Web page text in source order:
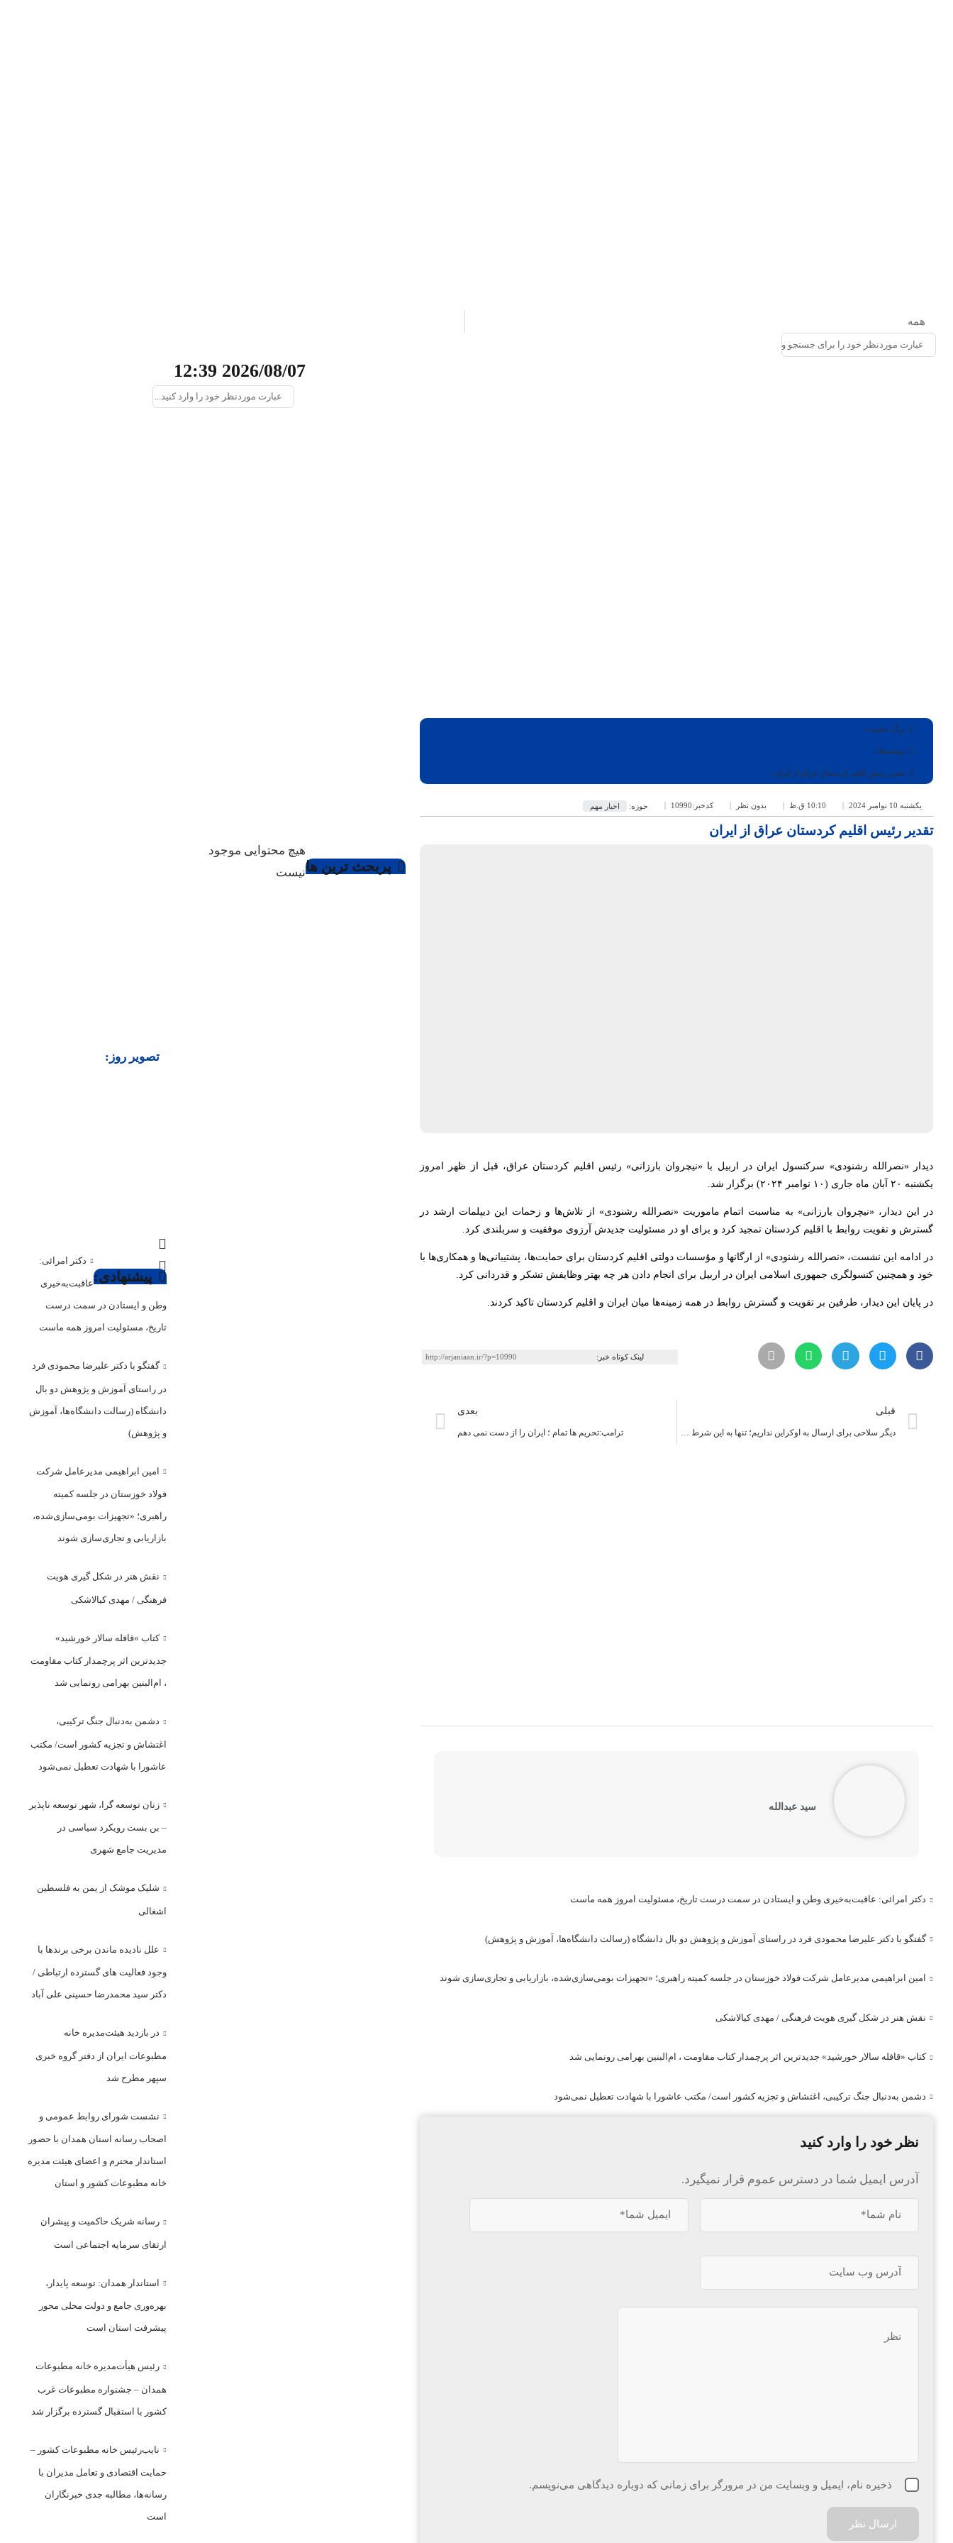
2026/08/07 12:39
برگ نخست
نوشته‌ها
تقدیر رئیس اقلیم کردستان عراق از ایران
یکشنبه 10 نوامبر 2024 10:10 ق.ظ بدون نظر کدخبر:10990 حوزه: اخبار مهم
تقدیر رئیس اقلیم کردستان عراق از ایران
دیدار «نصراللە رشنودی» سرکنسول ایران در اربیل با «نیچروان بارزانی» رئیس اقلیم کردستان عراق، قبل از ظهر امروز
یکشنبە ۲۰ آبان ماە جاری (۱۰ نوامبر ۲۰۲۴) برگزار شد.
در این دیدار، «نیچروان بارزانی» بە مناسبت اتمام ماموریت «نصراللە رشنودی» از تلاش‌ها و زحمات این دیپلمات ارشد در
گسترش و تقویت روابط با اقلیم کردستان تمجید کرد و برای او در مسئولیت جدیدش آرزوی موفقیت و سربلندی کرد.
در ادامە این نشست، «نصراللە رشنودی» از ارگانها و مۇسسات دولتی اقلیم کردستان برای حمایت‌ها، پشتیبانی‌ها و همکاری‌ها با
خود و همچنین کنسولگری جمهوری اسلامی ایران در اربیل برای انجام دادن هر چە بهتر وظایفش تشکر و قدردانی کرد.
در پایان این دیدار، طرفین بر تقویت و گسترش روابط در همە زمینەها میان ایران و اقلیم کردستان تاکید کردند.
لینک کوتاه خبر: http://arjaniaan.ir/?p=10990
قبلی
دیگر سلاحی برای ارسال به اوکراین نداریم؛ تنها به این شرط جنگنده می دهیم
بعدی
ترامپ:تحریم ها تمام ؛ ایران را از دست نمی دهم
سید عبدالله
دکتر امرائی: عاقبت‌به‌خیری وطن و ایستادن در سمت درست تاریخ، مسئولیت امروز همه ماست
گفتگو با دکتر علیرضا محمودی فرد در راستای آموزش و پژوهش دو بال دانشگاه (رسالت دانشگاه‌ها، آموزش و پژوهش)
امین ابراهیمی مدیرعامل شرکت فولاد خوزستان در جلسه کمیته راهبری؛ «تجهیزات بومی‌سازی‌شده، بازاریابی و تجاری‌سازی شوند
نقش هنر در شکل گیری هویت فرهنگی / مهدی کیالاشکی
کتاب «قافله‌ سالار خورشید» جدیدترین اثر پرچمدار کتاب مقاومت ، ام‌البنین بهرامی رونمایی شد
دشمن به‌دنبال جنگ ترکیبی، اغتشاش و تجزیه کشور است/ مکتب عاشورا با شهادت تعطیل نمی‌شود
نظر خود را وارد کنید
آدرس ایمیل شما در دسترس عموم قرار نمیگیرد.
ذخیره نام، ایمیل و وبسایت من در مرورگر برای زمانی که دوباره دیدگاهی می‌نویسم.
پربحث ترین ها
هیچ محتوایی موجود
نیست
تصویر روز:
پیشنهادی:
دکتر امرائی:
عاقبت‌به‌خیری
وطن و ایستادن در سمت درست
تاریخ، مسئولیت امروز همه ماست
گفتگو با دکتر علیرضا محمودی فرد
در راستای آموزش و پژوهش دو بال
دانشگاه (رسالت دانشگاه‌ها، آموزش
و پژوهش)
امین ابراهیمی مدیرعامل شرکت
فولاد خوزستان در جلسه کمیته
راهبری؛ «تجهیزات بومی‌سازی‌شده،
بازاریابی و تجاری‌سازی شوند
نقش هنر در شکل گیری هویت
فرهنگی / مهدی کیالاشکی
کتاب «قافله‌ سالار خورشید»
جدیدترین اثر پرچمدار کتاب مقاومت
، ام‌البنین بهرامی رونمایی شد
دشمن به‌دنبال جنگ ترکیبی،
اغتشاش و تجزیه کشور است/ مکتب
عاشورا با شهادت تعطیل نمی‌شود
زنان توسعه گرا، شهر توسعه ناپذیر
– بن بست رویکرد سیاسی در
مدیریت جامع شهری
شلیک موشک از یمن به فلسطین
اشغالی
علل نادیده ماندن برخی برندها با
وجود فعالیت های گسترده ارتباطی /
دکتر سید محمدرضا حسینی علی آباد
در بازدید هیئت‌مدیره خانه
مطبوعات ایران از دفتر گروه خبری
سپهر مطرح شد
نشست شورای روابط عمومی و
اصحاب رسانه استان همدان با حضور
استاندار محترم و اعضای هیئت مدیره
خانه مطبوعات کشور و استان
رسانه شریک حاکمیت و پیشران
ارتقای سرمایه اجتماعی است
استاندار همدان: توسعه پایدار،
بهره‌وری جامع و دولت محلی محور
پیشرفت استان است
رئیس هیأت‌مدیره خانه مطبوعات
همدان – جشنواره مطبوعات غرب
کشور با استقبال گسترده برگزار شد
نایب‌رئیس خانه مطبوعات کشور –
حمایت اقتصادی و تعامل مدیران با
رسانه‌ها، مطالبه جدی خبرنگاران
است